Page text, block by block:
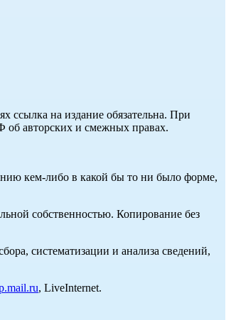
ссылка на издание обязательна. При
об авторских и смежных правах.
кем-либо в какой бы то ни было форме,
собственностью. Копирование без
систематизации и анализа сведений,
, LiveInternet.